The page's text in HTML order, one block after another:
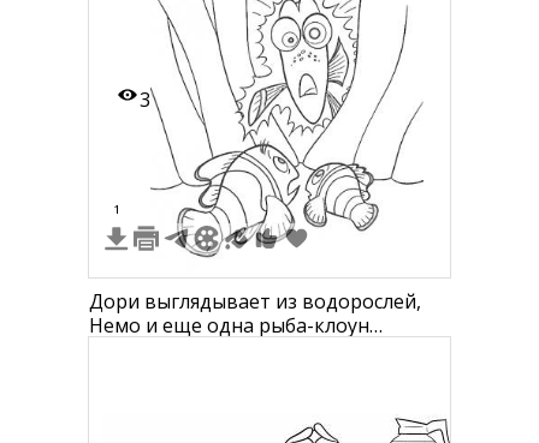
3
1
Дори выглядывает из водорослей,
Немo и еще одна рыба-клоун